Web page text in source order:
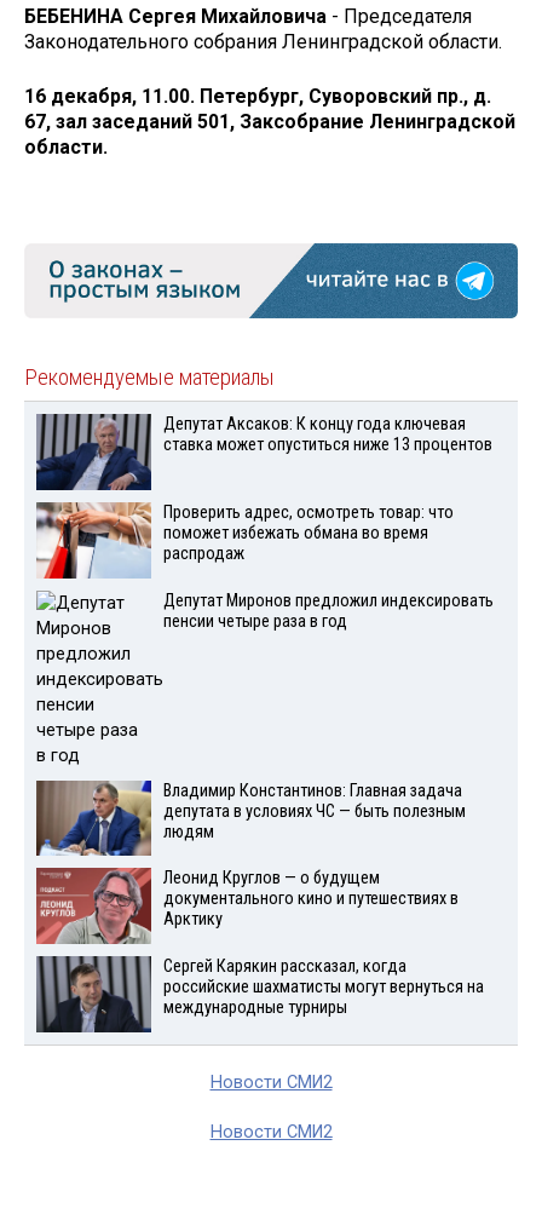
БЕБЕНИНА Сергея Михайловича - Председателя
Законодательного собрания Ленинградской области.
16 декабря, 11.00. Петербург, Суворовский пр., д.
67, зал заседаний 501, Заксобрание Ленинградской
области.
Рекомендуемые материалы
Депутат Аксаков: К концу года ключевая
ставка может опуститься ниже 13 процентов
Проверить адрес, осмотреть товар: что
поможет избежать обмана во время
распродаж
Депутат Миронов предложил индексировать
пенсии четыре раза в год
Владимир Константинов: Главная задача
депутата в условиях ЧС — быть полезным
людям
Леонид Круглов — о будущем
документального кино и путешествиях в
Арктику
Сергей Карякин рассказал, когда
российские шахматисты могут вернуться на
международные турниры
Новости СМИ2
Новости СМИ2